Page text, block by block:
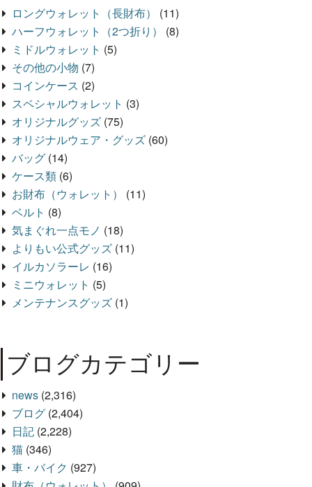
ロングウォレット（長財布）
(11)
ハーフウォレット（2つ折り）
(8)
ミドルウォレット (5)
その他の小物 (7)
コインケース (2)
スペシャルウォレット (3)
オリジナルグッズ (75)
オリジナルウェア・グッズ (60)
バッグ (14)
ケース類 (6)
お財布（ウォレット）
(11)
ベルト (8)
気まぐれ一点モノ (18)
よりもい公式グッズ (11)
イルカソラーレ (16)
ミニウォレット (5)
メンテナンスグッズ (1)
ブログカテゴリー
news (2,316)
ブログ (2,404)
日記 (2,228)
猫 (346)
車・バイク (927)